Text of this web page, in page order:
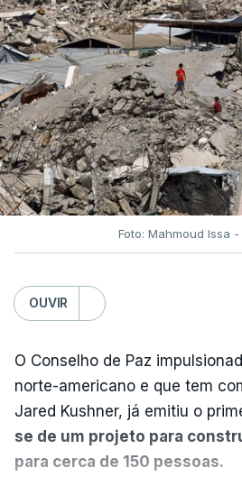
Foto: Mahmoud Issa -
OUVIR
O Conselho de Paz
norte-americano e que tem
Jared Kushner, já emitiu o
se de um projeto para
para cerca de 150 pessoas.